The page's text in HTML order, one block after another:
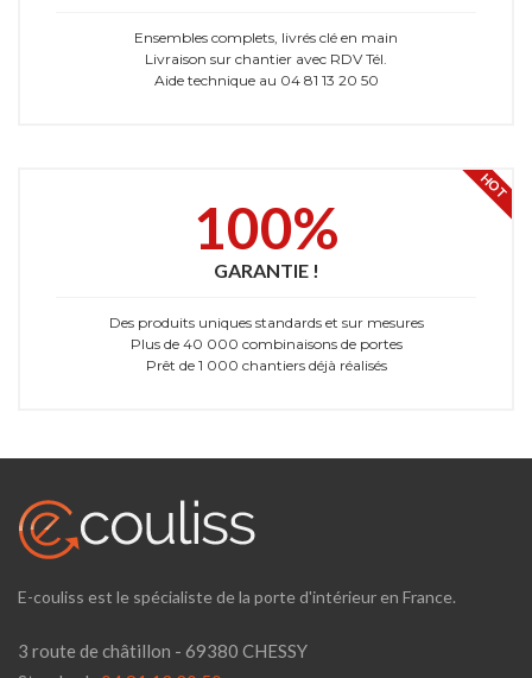
Ensembles complets, livrés clé en main
Livraison sur chantier avec RDV Tél.
Aide technique au 04 81 13 20 50
HOT
100%
GARANTIE !
Des produits uniques standards et sur mesures
Plus de 40 000 combinaisons de portes
Prêt de 1 000 chantiers déjà réalisés
E-couliss est le spécialiste de la porte d'intérieur en France.
3 route de châtillon - 69380 CHESSY